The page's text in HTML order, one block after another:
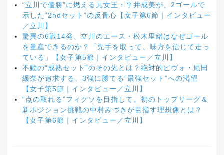
“立川で優勝”に燃える元女王・平井成美が、2ゴールで
示した“2ndセット”の反骨心【女子第6節｜インタビュー
／立川】
驚異の6戦14発、立川のエース・松木里緒はなぜゴール
を量産できるのか？「先手を取って、味方を信じて走っ
ている」【女子第5節｜インタビュー／立川】
不動の“成熟セット”のその先とは？絶対的ピヴォ・尾田
緩奈が追求する、3強に勝てる“最強セット”への渇望
【女子第5節｜インタビュー／立川】
“点の取れる”フィクソを目指して。初のトップリーグ＆
新ポジション挑戦の中村みづきが目指す理想像とは？
【女子第6節｜インタビュー／立川】